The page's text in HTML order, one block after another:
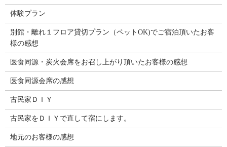
体験プラン
別館・離れ１フロア貸切プラン（ペットOK)でご宿泊頂いたお客
様の感想
医食同源・炭火会席をお召し上がり頂いたお客様の感想
医食同源会席の感想
古民家ＤＩＹ
古民家をＤＩＹで直して宿にします。
地元のお客様の感想